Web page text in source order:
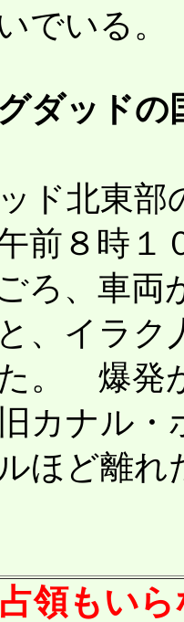
でいる。
ダッドの
ド北東部
前８時１
ろ、車
、イラク
。 爆発
カナル・
ほど離
占領もい